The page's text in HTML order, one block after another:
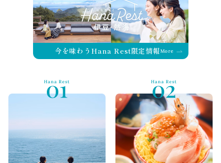
今を味わうHana Rest限定情報More
Hana Rest Hana Rest